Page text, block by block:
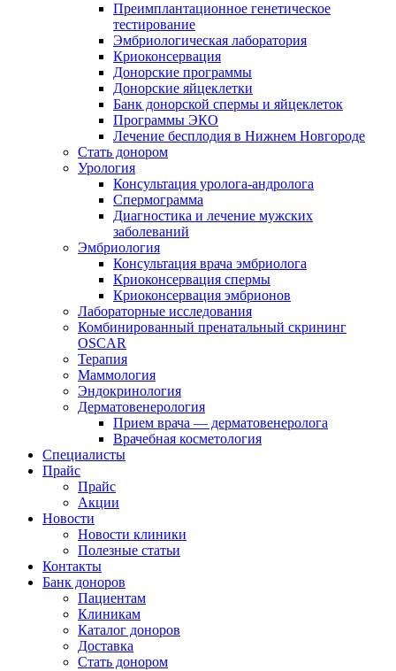
Преимплантационное генетическое
тестирование
Эмбриологическая лаборатория
Криоконсервация
Донорские программы
Донорские яйцеклетки
Банк донорской спермы и яйцеклеток
Программы ЭКО
Лечение бесплодия в Нижнем Новгороде
Стать донором
Урология
Консультация уролога-андролога
Спермограмма
Диагностика и лечение мужских
заболеваний
Эмбриология
Консультация врача эмбриолога
Криоконсервация спермы
Криоконсервация эмбрионов
Лабораторные исследования
Комбинированный пренатальный скрининг
OSCAR
Терапия
Маммология
Эндокринология
Дерматовенерология
Прием врача — дерматовенеролога
Врачебная косметология
Специалисты
Прайс
Прайс
Акции
Новости
Новости клиники
Полезные статьи
Контакты
Банк доноров
Пациентам
Клиникам
Каталог доноров
Доставка
Стать донором